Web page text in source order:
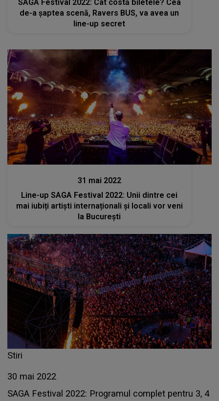
SAGA Festival 2022: Cât costă biletele? Cea
de-a șaptea scenă, Ravers BUS, va avea un
line-up secret
Stiri
31 mai 2022
Line-up SAGA Festival 2022: Unii dintre cei
mai iubiți artiști internaționali și locali vor veni
la Bucureşti
Stiri
30 mai 2022
SAGA Festival 2022: Programul complet pentru 3, 4